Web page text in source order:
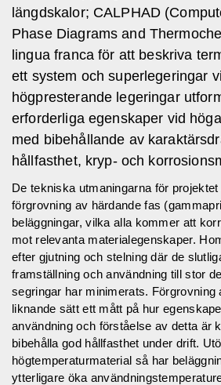
längdskalor; CALPHAD
Phase Diagrams and
lingua franca för att beskriva
ett system och superlegeringar
högpresterande legeringar
erforderliga egenskaper vid
med bibehållande av
hållfasthet, kryp- och
De tekniska utmaningarna för
förgrovning av härdande fas
beläggningar, vilka alla kommer att
mot relevanta materialegenskaper.
efter gjutning och stelning där de
framställning och användning till stor
segringar har minimerats. Förgrovning
liknande sätt ett mått på hur
användning och förståelse av detta är
bibehålla god hållfasthet under drift.
högtemperaturmaterial så har
ytterligare öka